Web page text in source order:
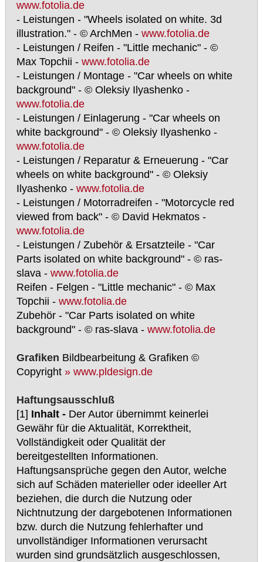
www.fotolia.de
- Leistungen - "Wheels isolated on white. 3d
illustration." - © ArchMen - www.fotolia.de
- Leistungen / Reifen - "Little mechanic" - ©
Max Topchii - www.fotolia.de
- Leistungen / Montage - "Car wheels on white
background" - © Oleksiy Ilyashenko -
www.fotolia.de
- Leistungen / Einlagerung - "Car wheels on
white background" - © Oleksiy Ilyashenko -
www.fotolia.de
- Leistungen / Reparatur & Erneuerung - "Car
wheels on white background" - © Oleksiy
Ilyashenko - www.fotolia.de
- Leistungen / Motorradreifen - "Motorcycle red
viewed from back" - © David Hekmatos -
www.fotolia.de
- Leistungen / Zubehör & Ersatzteile - "Car
Parts isolated on white background" - © ras-
slava - www.fotolia.de
Reifen - Felgen - "Little mechanic" - © Max
Topchii - www.fotolia.de
Zubehör - "Car Parts isolated on white
background" - © ras-slava - www.fotolia.de
Grafiken Bildbearbeitung & Grafiken ©
Copyright » www.pldesign.de
Haftungsausschluß
[1] Inhalt - Der Autor übernimmt keinerlei
Gewähr für die Aktualität, Korrektheit,
Vollständigkeit oder Qualität der
bereitgestellten Informationen.
Haftungsansprüche gegen den Autor, welche
sich auf Schäden materieller oder ideeller Art
beziehen, die durch die Nutzung oder
Nichtnutzung der dargebotenen Informationen
bzw. durch die Nutzung fehlerhafter und
unvollständiger Informationen verursacht
wurden sind grundsätzlich ausgeschlossen,